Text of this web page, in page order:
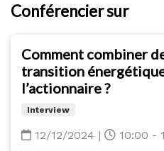
Conférencier sur
Comment combiner
transition
l’actionnaire ?
Interview
12/12/2024 | 10:00 -